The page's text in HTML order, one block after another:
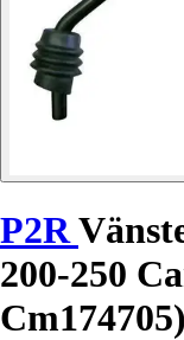
P2R
200-250
Cm174705)